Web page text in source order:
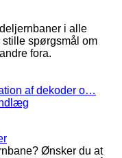
i alle
stille spørgsmål om
fora.
af dekoder o…
Ønsker du at